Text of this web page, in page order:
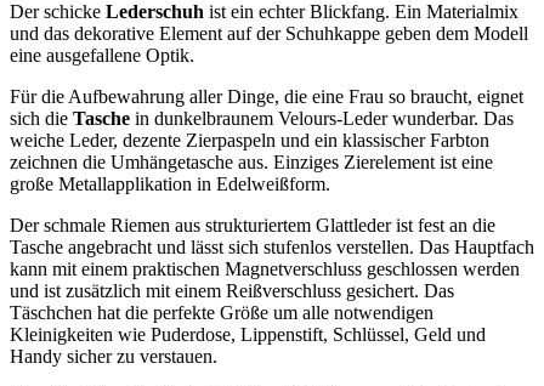
Der schicke Lederschuh ist ein echter Blickfang. Ein Materialmix
und das dekorative Element auf der Schuhkappe geben dem Modell
eine ausgefallene Optik.
Für die Aufbewahrung aller Dinge, die eine Frau so braucht, eignet
sich die Tasche in dunkelbraunem Velours-Leder wunderbar. Das
weiche Leder, dezente Zierpaspeln und ein klassischer Farbton
zeichnen die Umhängetasche aus. Einziges Zierelement ist eine
große Metallapplikation in Edelweißform.
Der schmale Riemen aus strukturiertem Glattleder ist fest an die
Tasche angebracht und lässt sich stufenlos verstellen. Das Hauptfach
kann mit einem praktischen Magnetverschluss geschlossen werden
und ist zusätzlich mit einem Reißverschluss gesichert. Das
Täschchen hat die perfekte Größe um alle notwendigen
Kleinigkeiten wie Puderdose, Lippenstift, Schlüssel, Geld und
Handy sicher zu verstauen.